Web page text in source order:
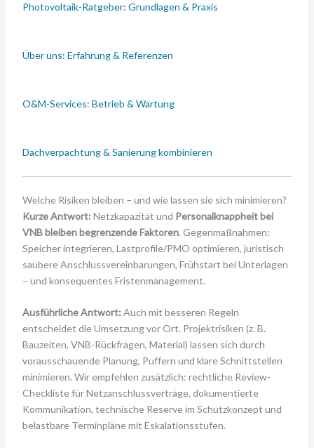
Photovoltaik-Ratgeber: Grundlagen & Praxis
Über uns: Erfahrung & Referenzen
O&M-Services: Betrieb & Wartung
Dachverpachtung & Sanierung kombinieren
Welche Risiken bleiben – und wie lassen sie sich minimieren?
Kurze Antwort: Netzkapazität und Personalknappheit bei
VNB bleiben begrenzende Faktoren. Gegenmaßnahmen:
Speicher integrieren, Lastprofile/PMO optimieren, juristisch
saubere Anschlussvereinbarungen, Frühstart bei Unterlagen
– und konsequentes Fristenmanagement.
Ausführliche Antwort: Auch mit besseren Regeln
entscheidet die Umsetzung vor Ort. Projektrisiken (z. B.
Bauzeiten, VNB-Rückfragen, Material) lassen sich durch
vorausschauende Planung, Puffern und klare Schnittstellen
minimieren. Wir empfehlen zusätzlich: rechtliche Review-
Checkliste für Netzanschlussverträge, dokumentierte
Kommunikation, technische Reserve im Schutzkonzept und
belastbare Terminpläne mit Eskalationsstufen.